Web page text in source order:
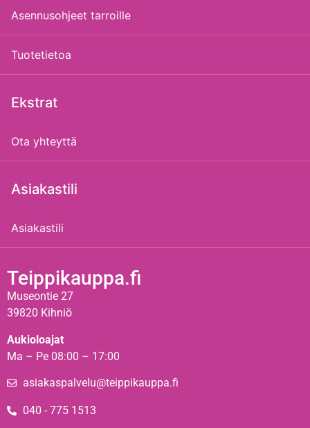
Asennusohjeet tarroille
Tuotetietoa
Ekstrat
Ota yhteyttä
Asiakastili
Asiakastili
Teippikauppa.fi
Museontie 27
39820 Kihniö
Aukioloajat
Ma – Pe 08:00 – 17:00
asiakaspalvelu@teippikauppa.fi
040 - 775 1513